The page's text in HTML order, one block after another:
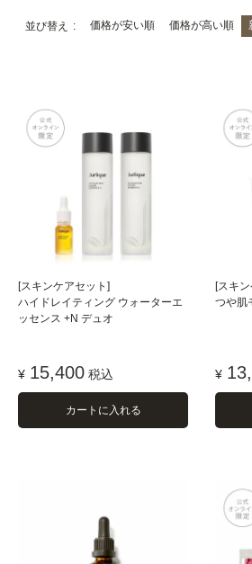
並び替え 価格が安い順 価格が高い順
[スキンケアセット]
ハイドレイティング ウォーターエ
ッセンス +N デュオ
¥ 15,400 税込
カートに入れる
[スキ
つや肌
¥